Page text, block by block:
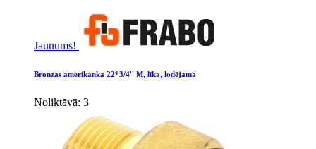
Jaunums!
Bronzas amerikanka 22*3/4'' M, līka, lodējama
Noliktāvā: 3